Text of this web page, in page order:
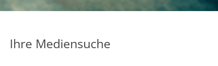
Ihre Mediensuche